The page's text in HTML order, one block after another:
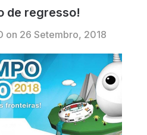
de regresso!
on 26 Setembro, 2018